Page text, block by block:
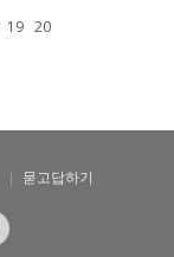
19 20
묻고답하기